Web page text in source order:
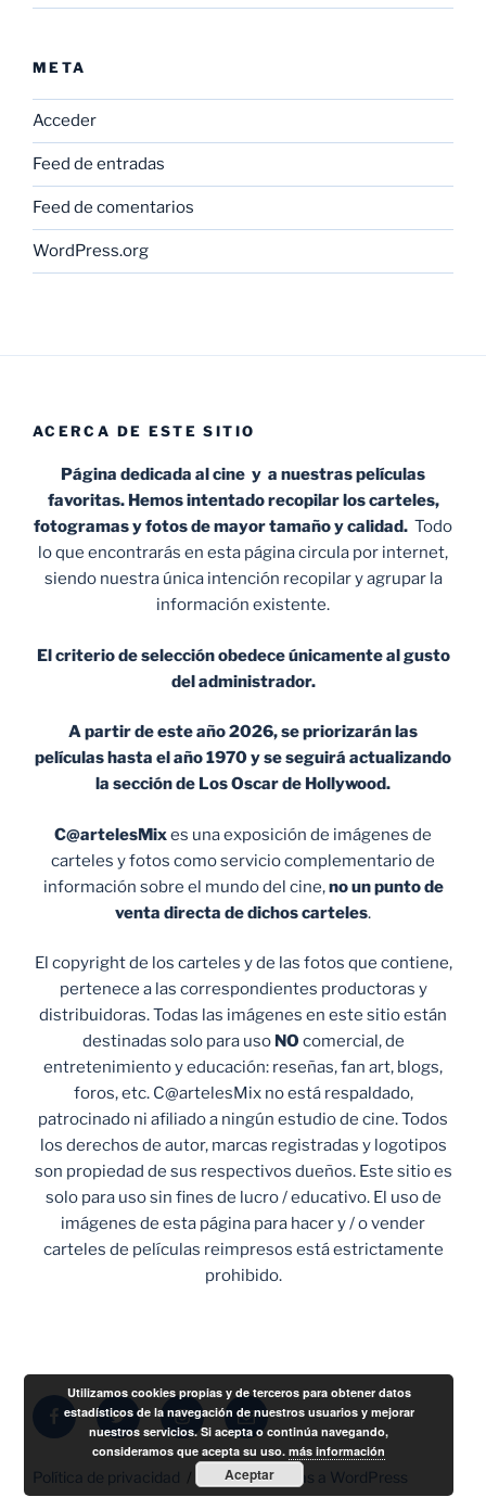
META
Acceder
Feed de entradas
Feed de comentarios
WordPress.org
ACERCA DE ESTE SITIO
Página dedicada al cine y a nuestras películas
favoritas. Hemos intentado recopilar los carteles,
fotogramas y fotos de mayor tamaño y calidad. Todo
lo que encontrarás en esta página circula por internet,
siendo nuestra única intención recopilar y agrupar la
información existente.
El criterio de selección obedece únicamente al gusto
del administrador.
A partir de este año 2026, se priorizarán las
películas hasta el año 1970 y se seguirá actualizando
la sección de Los Oscar de Hollywood.
C@artelesMixes una exposición de imágenes de
carteles y fotos como servicio complementario de
información sobre el mundo del cine,no un punto de
venta directa de dichos carteles.
El copyright de los carteles y de las fotos que contiene,
pertenece a las correspondientes productoras y
distribuidoras. Todas las imágenes en este sitio están
destinadas solo para uso NO comercial, de
entretenimiento y educación: reseñas, fan art, blogs,
foros, etc. C@artelesMix no está respaldado,
patrocinado ni afiliado a ningún estudio de cine. Todos
los derechos de autor, marcas registradas y logotipos
son propiedad de sus respectivos dueños. Este sitio es
solo para uso sin fines de lucro / educativo. El uso de
imágenes de esta página para hacer y / o vender
carteles de películas reimpresos está estrictamente
prohibido.
FacebookTwitter InstagramCorreo
electrónico
Política de privacidad Funciona gracias a WordPress
Utilizamos cookies propias y de terceros para obtener datos
estadísticos de la navegación de nuestros usuarios y mejorar
nuestros servicios. Si acepta o continúa navegando,
consideramos que acepta su uso.más información
Aceptar